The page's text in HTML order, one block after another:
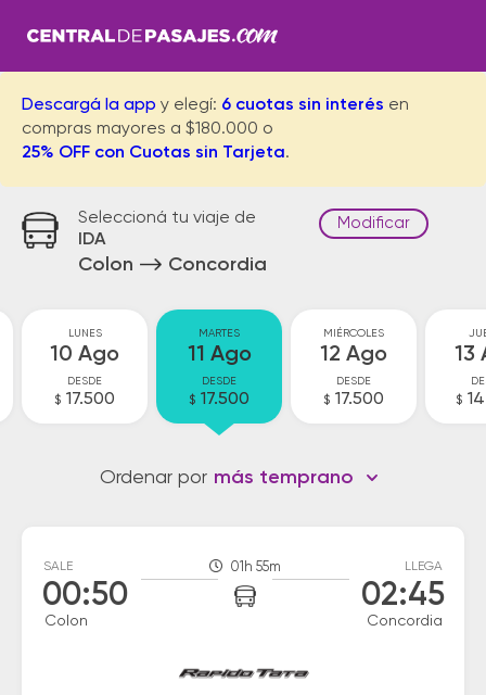
Descargá la app y elegí: 6 cuotas sin interés en
compras mayores a $180.000 o
25% OFF con Cuotas sin Tarjeta.
Seleccioná tu viaje de
IDA
Colon Concordia
Modificar
LUNES
10 Ago
DESDE
$ 17.500
MARTES
11 Ago
DESDE
$ 17.500
MIÉRCOLES
12 Ago
DESDE
$ 17.500
13
$
Ordenar por más temprano
SALE
00:50
Colon
01h 55m LLEGA
02:45
Concordia